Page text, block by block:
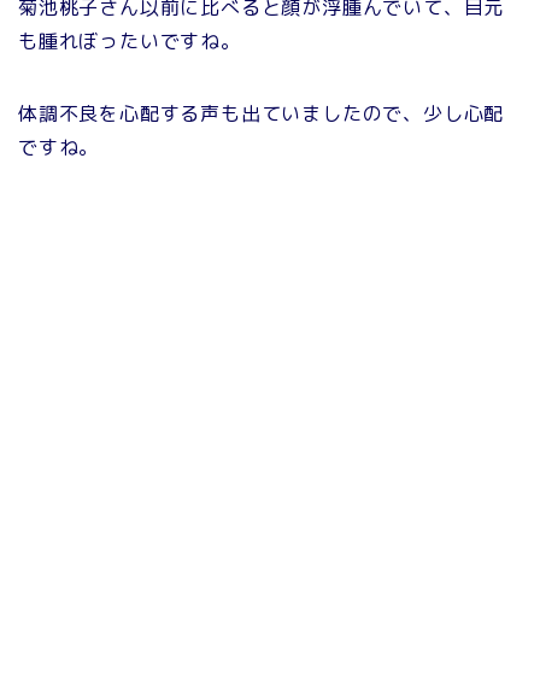
菊池桃子さん以前に比べると顔が浮腫んでいて、目元
も腫れぼったいですね。
体調不良を心配する声も出ていましたので、少し心配
ですね。